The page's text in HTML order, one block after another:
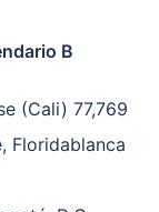
B
(Cali) 77,769
Floridablanca